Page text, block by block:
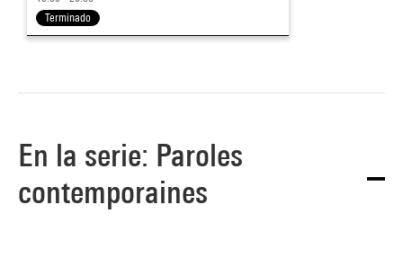
Terminado
En la serie: Paroles
contemporaines